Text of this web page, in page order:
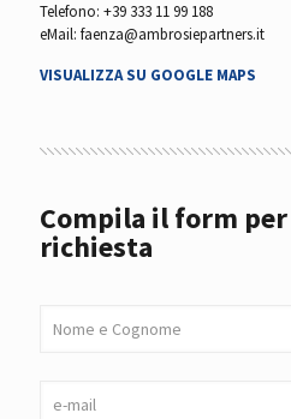
Telefono: +39 333 11 99 188
eMail: faenza@ambrosiepartners.it
VISUALIZZA SU GOOGLE MAPS
Compila il form
richiesta